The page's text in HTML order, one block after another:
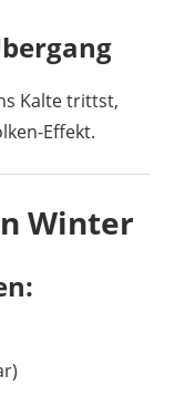
Kalte trittst,
Effekt.
Winter